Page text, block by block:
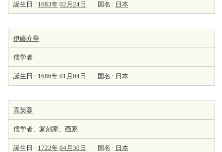
誕生日 : 1683年 02月24日 国名 : 日本
伊藤介亭
儒学者
誕生日 : 1686年 01月04日 国名 : 日本
高芙蓉
儒学者、篆刻家、 画家
誕生日 : 1722年 04月30日 国名 : 日本